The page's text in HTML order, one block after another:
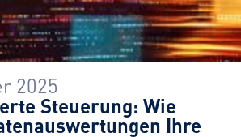
2025
Steuerung: Wie
Ihre